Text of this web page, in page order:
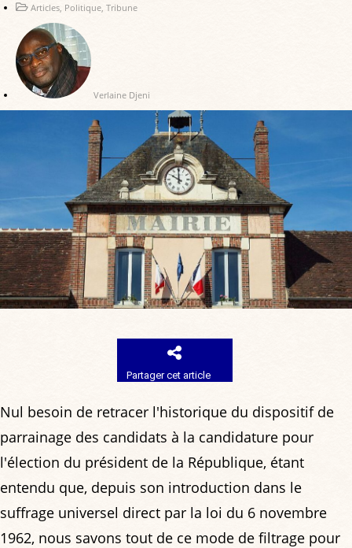
Articles, Politique, Tribune
Verlaine Djeni
Partager cet article
Nul besoin de retracer l'historique du dispositif de
parrainage des candidats à la candidature pour
l'élection du président de la République, étant
entendu que, depuis son introduction dans le
suffrage universel direct par la loi du 6 novembre
1962, nous savons tout de ce mode de filtrage pour